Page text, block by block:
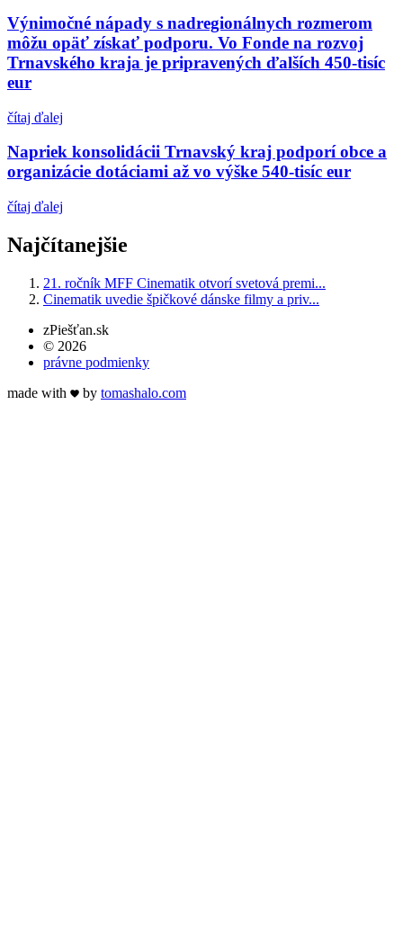
Výnimočné nápady s nadregionálnych rozmerom
môžu opäť získať podporu. Vo Fonde na rozvoj
Trnavského kraja je pripravených ďalších 450-tisíc
eur
čítaj ďalej
Napriek konsolidácii Trnavský kraj podporí obce a
organizácie dotáciami až vo výške 540-tisíc eur
čítaj ďalej
Najčítanejšie
21. ročník MFF Cinematik otvorí svetová premi...
Cinematik uvedie špičkové dánske filmy a priv...
zPiešťan.sk
© 2026
právne podmienky
made with
by tomashalo.com